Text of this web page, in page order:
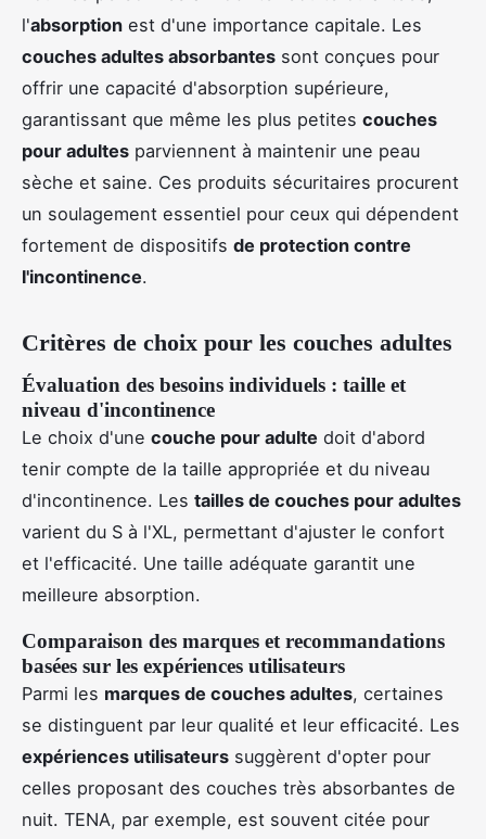
l'absorption est d'une importance capitale. Les
couches adultes absorbantes sont conçues pour
offrir une capacité d'absorption supérieure,
garantissant que même les plus petites couches
pour adultes parviennent à maintenir une peau
sèche et saine. Ces produits sécuritaires procurent
un soulagement essentiel pour ceux qui dépendent
fortement de dispositifs de protection contre
l'incontinence.
Critères de choix pour les couches adultes
Évaluation des besoins individuels : taille et
niveau d'incontinence
Le choix d'une couche pour adulte doit d'abord
tenir compte de la taille appropriée et du niveau
d'incontinence. Les tailles de couches pour adultes
varient du S à l'XL, permettant d'ajuster le confort
et l'efficacité. Une taille adéquate garantit une
meilleure absorption.
Comparaison des marques et recommandations
basées sur les expériences utilisateurs
Parmi les marques de couches adultes, certaines
se distinguent par leur qualité et leur efficacité. Les
expériences utilisateurs suggèrent d'opter pour
celles proposant des couches très absorbantes de
nuit. TENA, par exemple, est souvent citée pour